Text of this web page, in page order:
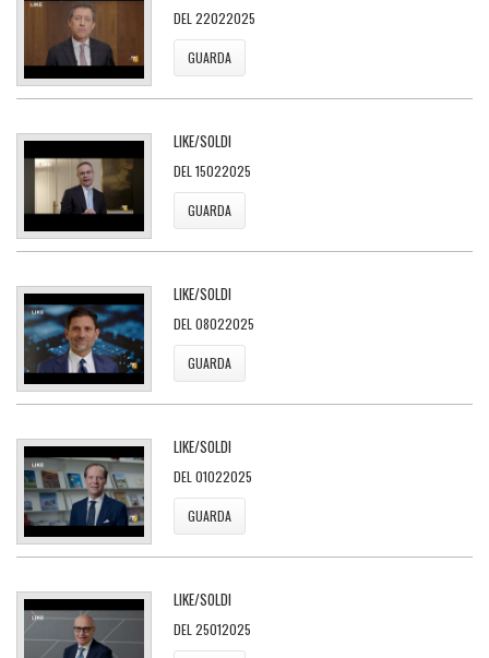
DEL 22022025
GUARDA
LIKE/SOLDI
DEL 15022025
GUARDA
LIKE/SOLDI
DEL 08022025
GUARDA
LIKE/SOLDI
DEL 01022025
GUARDA
LIKE/SOLDI
DEL 25012025